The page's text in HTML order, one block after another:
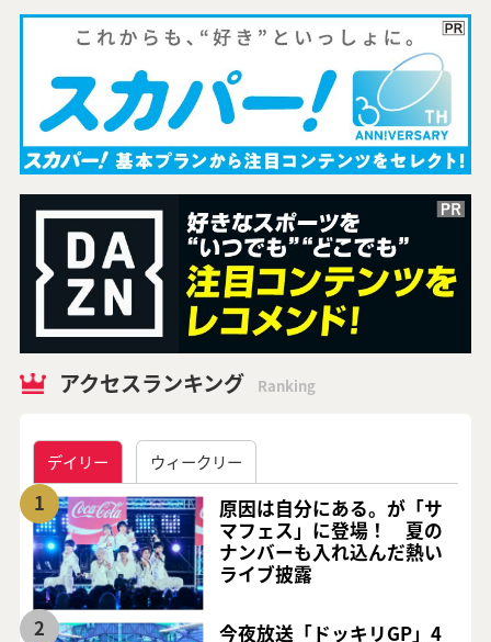
アクセスランキング Ranking
デイリー ウィークリー
1
原因は自分にある。が「サ
マフェス」に登場！ 夏の
ナンバーも入れ込んだ熱い
ライブ披露
2
今夜放送「ドッキリGP」4